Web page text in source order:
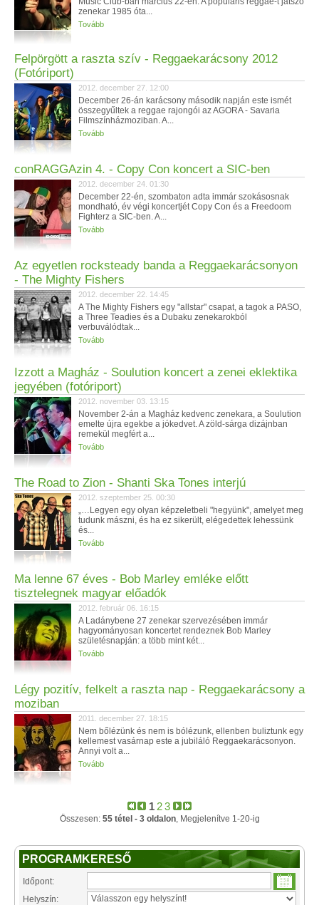
zenekar 1985 óta...
Tovább
Felpörgött a raszta szív - Reggaekarácsony 2012
(Fotóriport)
2012. december 27. 12:00
December 26-án karácsony második napján este ismét
összegyűltek a reggae rajongói az AGORA - Savaria
Filmszínházmoziban. A...
Tovább
conRAGGAzin 4. - Copy Con koncert a SIC-ben
2012. december 24. 01:30
December 22-én, szombaton adta immár szokásosnak
mondható, év végi koncertjét Copy Con és a Freedoom
Fighterz a SIC-ben. A...
Tovább
Az egyetlen rocksteady banda a Reggaekarácsonyon
- The Mighty Fishers
2012. december 22. 14:45
A The Mighty Fishers egy "allstar" csapat, a tagok a PASO,
a Three Teadies és a Dubaku zenekarokból
verbuválódtak...
Tovább
Izzott a Magház - Soulution koncert a zenei eklektika
jegyében (fotóriport)
2012. november 03. 13:15
November 2-án a Magház kedvenc zenekara, a Soulution
emelte újra egekbe a jókedvet. A zöld-sárga dizájnban
remekül megfért a...
Tovább
The Road to Zion - Shanti Ska Tones interjú
2012. szeptember 25. 00:30
„…Legyen egy olyan képzeletbeli "hegyünk", amelyet meg
tudunk mászni, és ha ez sikerült, elégedettek lehessünk
és...
Tovább
Ma lenne 67 éves - Bob Marley emléke előtt
tisztelegnek magyar előadók
2012. február 06. 16:15
A Ladánybene 27 zenekar szervezésében immár
hagyományosan koncertet rendeznek Bob Marley
születésnapján: a több mint két...
Tovább
Légy pozitív, felkelt a raszta nap - Reggaekarácsony a
moziban
2011. december 27. 18:15
Nem bőlézünk és nem is bólézunk, ellenben buliztunk egy
kellemest vasárnap este a jubiláló Reggaekarácsonyon.
Annyi volt a...
Tovább
1 23
Összesen: 55 tétel - 3 oldalon, Megjelenítve 1-20-ig
PROGRAMKERESŐ
Időpont:
Helyszín: